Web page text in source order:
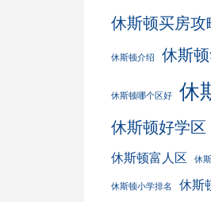
休斯顿买房攻
休斯顿介绍 休斯
休斯顿哪个区好 休
休斯顿好学区
休斯顿富人区
休
休斯顿小学排名 休斯